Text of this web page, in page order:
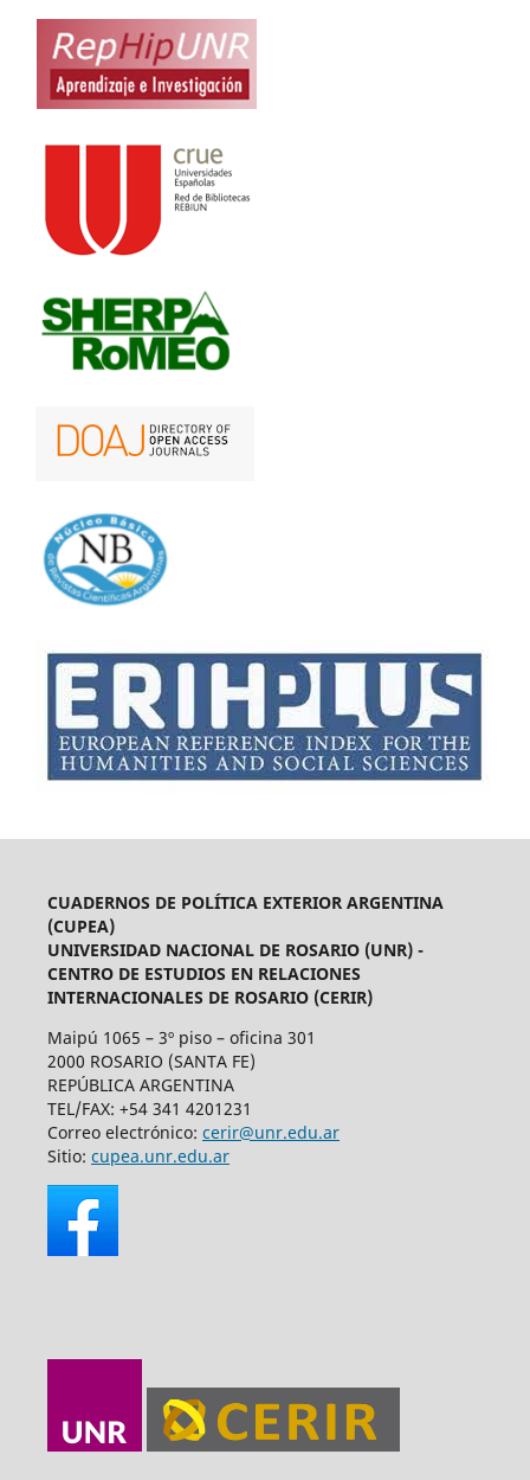
CUADERNOS DE POLÍTICA EXTERIOR ARGENTINA
(CUPEA)
UNIVERSIDAD NACIONAL DE ROSARIO (UNR) -
CENTRO DE ESTUDIOS EN RELACIONES
INTERNACIONALES DE ROSARIO (CERIR)
Maipú 1065 – 3º piso – oficina 301
2000 ROSARIO (SANTA FE)
REPÚBLICA ARGENTINA
TEL/FAX: +54 341 4201231
Correo electrónico: cerir@unr.edu.ar
Sitio: cupea.unr.edu.ar